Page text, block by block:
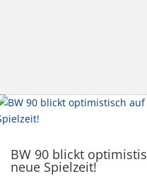
BW 90 blickt
neue Spielzeit!